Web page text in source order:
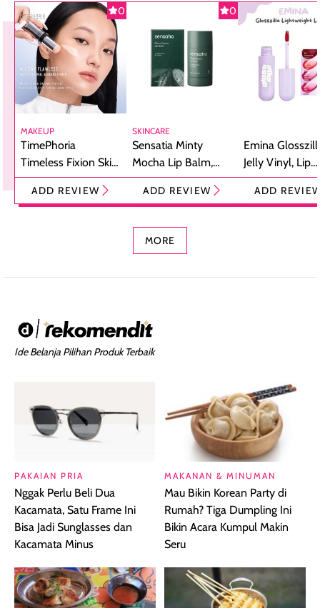
0
MAKEUP
TimePhoria
Timeless Fixion Skin
Tint Stick,
Foundation dan
ADD REVIEW
0
SKINCARE
Sensatia Minty
Mocha Lip Balm,
Pelembap Bibir
dengan Aroma
ADD REVIEW
Emina
Jelly Vinyl, Lip
Cream Glossy
Ringan
ADD
MORE
Ide Belanja Pilihan Produk Terbaik
PAKAIAN PRIA
Nggak Perlu Beli Dua
Kacamata, Satu Frame Ini
Bisa Jadi Sunglasses dan
Kacamata Minus
MAKANAN & MINUMAN
Mau Bikin Korean Party di
Rumah? Tiga Dumpling Ini
Bikin Acara Kumpul Makin
Seru